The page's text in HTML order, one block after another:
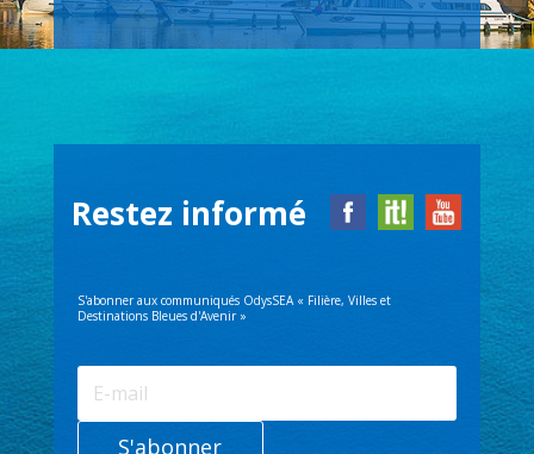
Restez informé
S'abonner aux communiqués OdysSEA « Filière, Villes et
Destinations Bleues d'Avenir »
S'abonner